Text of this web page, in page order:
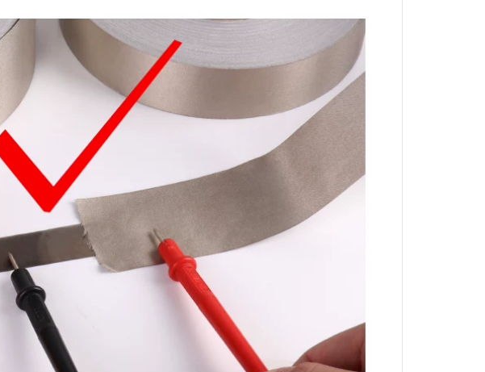
dẫn
chắn
hiệu
lá
một
dẫn
che
tín
bạc